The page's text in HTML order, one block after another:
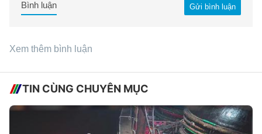
Gửi bình luận
Bình luận
Xem thêm bình luận
TIN CÙNG CHUYÊN MỤC